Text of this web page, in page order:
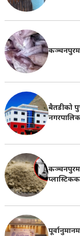
बैतडीको